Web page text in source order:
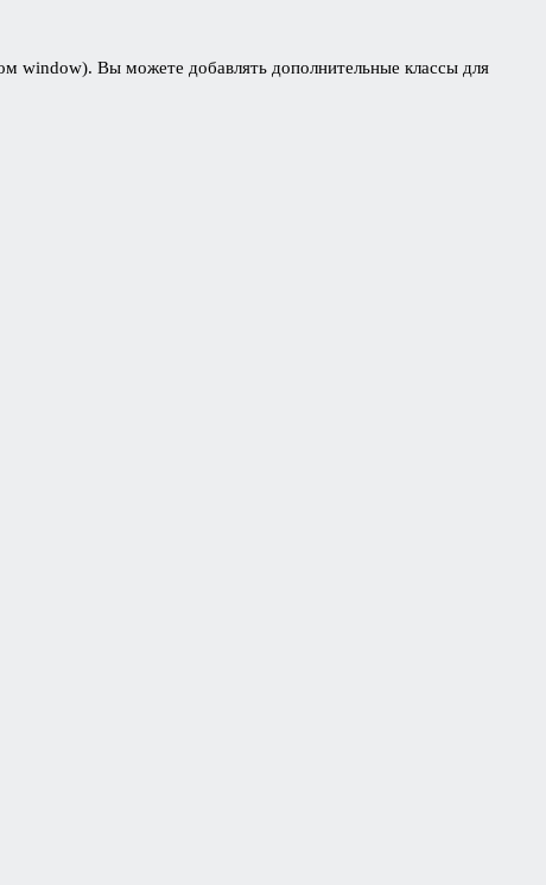
window). Вы можете добавлять дополнительные классы для